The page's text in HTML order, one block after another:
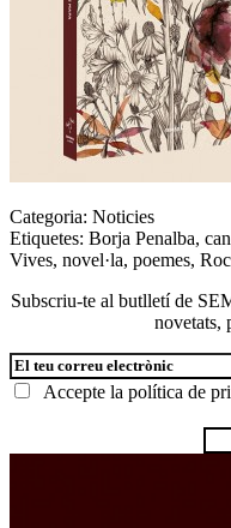
Categoria: Noticies
Etiquetes: Borja Penalba,
Vives, novel·la, poemes,
Subscriu-te al butlletí de
novetats,
Accepte la política de